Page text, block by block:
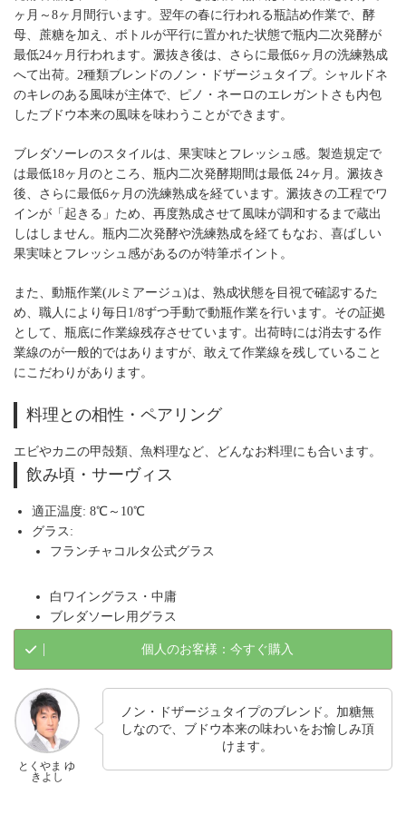
ヶ月～8ヶ月間行います。翌年の春に行われる瓶詰め作業で、酵
母、蔗糖を加え、ボトルが平行に置かれた状態で瓶内二次発酵が
最低24ヶ月行われます。澱抜き後は、さらに最低6ヶ月の洗練熟成
へて出荷。2種類ブレンドのノン・ドザージュタイプ。シャルドネ
のキレのある風味が主体で、ピノ・ネーロのエレガントさも内包
したブドウ本来の風味を味わうことができます。
ブレダソーレのスタイルは、果実味とフレッシュ感。製造規定で
は最低18ヶ月のところ、瓶内二次発酵期間は最低 24ヶ月。澱抜き
後、さらに最低6ヶ月の洗練熟成を経ています。澱抜きの工程でワ
インが「起きる」ため、再度熟成させて風味が調和するまで蔵出
しはしません。瓶内二次発酵や洗練熟成を経てもなお、喜ばしい
果実味とフレッシュ感があるのが特筆ポイント。
また、動瓶作業(ルミアージュ)は、熟成状態を目視で確認するた
め、職人により毎日1/8ずつ手動で動瓶作業を行います。その証拠
として、瓶底に作業線残存させています。出荷時には消去する作
業線のが一般的ではありますが、敢えて作業線を残していること
にこだわりがあります。
料理との相性・ペアリング
エビやカニの甲殻類、魚料理など、どんなお料理にも合います。
飲み頃・サーヴィス
適正温度: 8℃～10℃
グラス:
フランチャコルタ公式グラス
白ワイングラス・中庸
ブレダソーレ用グラス
個人のお客様：今すぐ購入
とくやま ゆ
きよし
ノン・ドザージュタイプのブレンド。加糖無
しなので、ブドウ本来の味わいをお愉しみ頂
けます。